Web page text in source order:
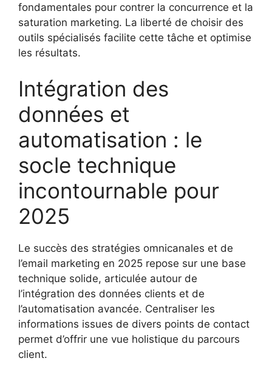
fondamentales pour contrer la concurrence et la
saturation marketing. La liberté de choisir des
outils spécialisés facilite cette tâche et optimise
les résultats.
Intégration des
données et
automatisation : le
socle technique
incontournable pour
2025
Le succès des stratégies omnicanales et de
l’email marketing en 2025 repose sur une base
technique solide, articulée autour de
l’intégration des données clients et de
l’automatisation avancée. Centraliser les
informations issues de divers points de contact
permet d’offrir une vue holistique du parcours
client.